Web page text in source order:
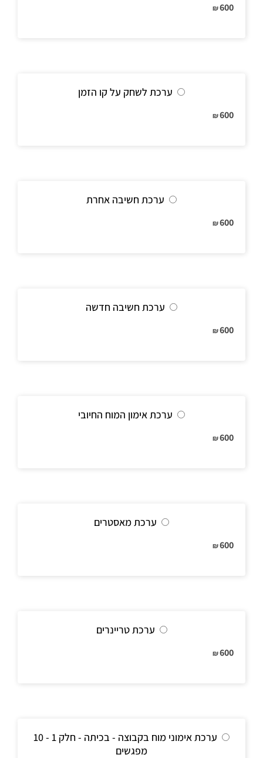
600
₪
ערכת לשחק על קו הזמן
600
₪
ערכת חשיבה אחרת
600
₪
ערכת חשיבה חדשה
600
₪
ערכת אימון המוח החיובי
600
₪
ערכת מאסטרים
600
₪
ערכת טריינרים
600
₪
ערכת אימוני מוח בקבוצה - בכיתה - חלק 1 - 10
מפגשים